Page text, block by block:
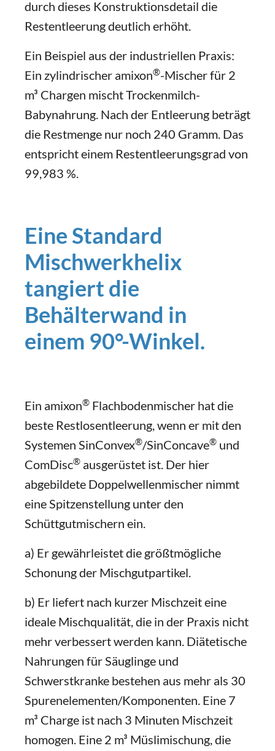
durch dieses Konstruktionsdetail die
Restentleerung deutlich erhöht.
Ein Beispiel aus der industriellen Praxis:
Ein zylindrischer amixon®-Mischer für 2
m³ Chargen mischt Trockenmilch-
Babynahrung. Nach der Entleerung beträgt
die Restmenge nur noch 240 Gramm. Das
entspricht einem Restentleerungsgrad von
99,983 %.
Eine Standard
Mischwerkhelix
tangiert die
Behälterwand in
einem 90°-Winkel.
Ein amixon® Flachbodenmischer hat die
beste Restlosentleerung, wenn er mit den
Systemen SinConvex®/SinConcave® und
ComDisc® ausgerüstet ist. Der hier
abgebildete Doppelwellenmischer nimmt
eine Spitzenstellung unter den
Schüttgutmischern ein.
a) Er gewährleistet die größtmögliche
Schonung der Mischgutpartikel.
b) Er liefert nach kurzer Mischzeit eine
ideale Mischqualität, die in der Praxis nicht
mehr verbessert werden kann. Diätetische
Nahrungen für Säuglinge und
Schwerstkranke bestehen aus mehr als 30
Spurenelementen/Komponenten. Eine 7
m³ Charge ist nach 3 Minuten Mischzeit
homogen. Eine 2 m³ Müslimischung, die